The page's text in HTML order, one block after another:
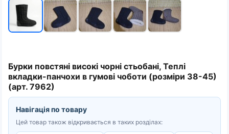
Бурки повстяні високі чорні стьобані, Теплі
вкладки-панчохи в гумові чоботи (розміри 38-45)
(арт. 7962)
Навігація по товару
Цей товар також відкривається в таких розділах: